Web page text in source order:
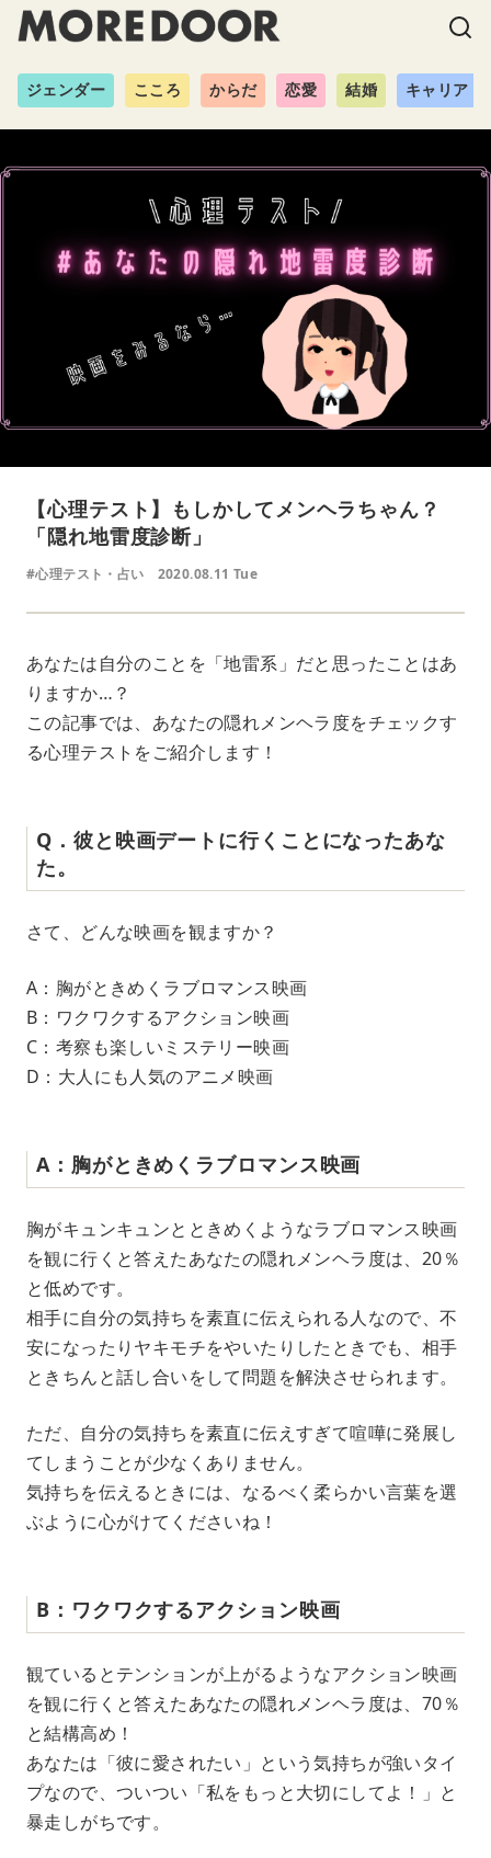
ジェンダー こころ からだ 恋愛 結婚 キャリア
【心理テスト】もしかしてメンヘラちゃん？
「隠れ地雷度診断」
#心理テスト・占い 2020.08.11 Tue
あなたは自分のことを「地雷系」だと思ったことはあ
りますか…？
この記事では、あなたの隠れメンヘラ度をチェックす
る心理テストをご紹介します！
Q．彼と映画デートに行くことになったあな
た。
さて、どんな映画を観ますか？
A：胸がときめくラブロマンス映画
B：ワクワクするアクション映画
C：考察も楽しいミステリー映画
D：大人にも人気のアニメ映画
A：胸がときめくラブロマンス映画
胸がキュンキュンとときめくようなラブロマンス映画
を観に行くと答えたあなたの隠れメンヘラ度は、20％
と低めです。
相手に自分の気持ちを素直に伝えられる人なので、不
安になったりヤキモチをやいたりしたときでも、相手
ときちんと話し合いをして問題を解決させられます。
ただ、自分の気持ちを素直に伝えすぎて喧嘩に発展し
てしまうことが少なくありません。
気持ちを伝えるときには、なるべく柔らかい言葉を選
ぶように心がけてくださいね！
B：ワクワクするアクション映画
観ているとテンションが上がるようなアクション映画
を観に行くと答えたあなたの隠れメンヘラ度は、70％
と結構高め！
あなたは「彼に愛されたい」という気持ちが強いタイ
プなので、ついつい「私をもっと大切にしてよ！」と
暴走しがちです。